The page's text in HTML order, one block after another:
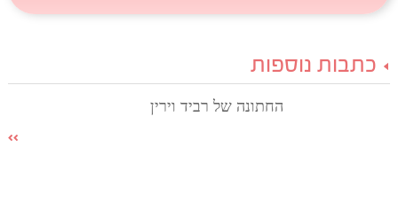
כתבות נוספות
החתונה של רביד וירין